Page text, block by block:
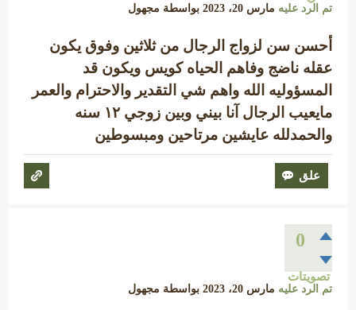
تم الرد عليه مارس 20، 2023 بواسطة مجهول
أحسن سن لزواج الرجال من ثلاثين وفوق يكون
عقله ناضج وفاهم الحياه كويس ويكون قد
المسؤوليه الله واهم شي التقدير والاحترام والعمر
مايعيب الرجال آنا بيني وبين زوجي ١٢ سنه
والحمدلله عايشين مرتاحين ومبسوطين
0
تصويتات
تم الرد عليه مارس 20، 2023 بواسطة مجهول